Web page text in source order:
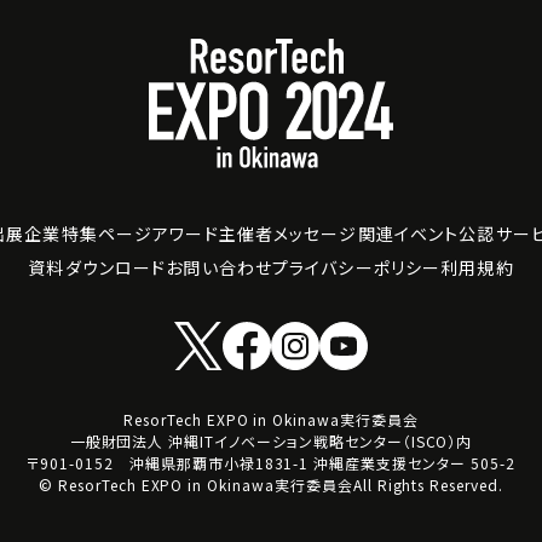
展企業特集ページアワード主催者メッセージ 関連イベント公認サー
資料ダウンロードお問い合わせプライバシーポリシー利用規約
ResorTech EXPO in Okinawa実行委員会
一般財団法人 沖縄ITイノベーション戦略センター（ISCO）内
〒901-0152 沖縄県那覇市小禄1831-1 沖縄産業支援センター 505-2
© ResorTech EXPO in Okinawa実行委員会All Rights Reserved.